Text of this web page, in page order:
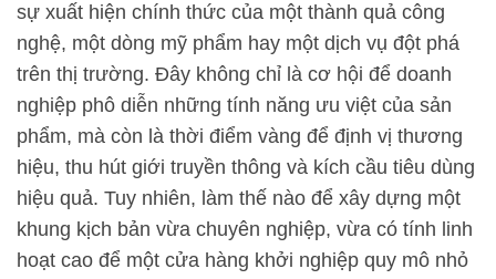
sự xuất hiện chính thức của một thành quả công
nghệ, một dòng mỹ phẩm hay một dịch vụ đột phá
trên thị trường. Đây không chỉ là cơ hội để doanh
nghiệp phô diễn những tính năng ưu việt của sản
phẩm, mà còn là thời điểm vàng để định vị thương
hiệu, thu hút giới truyền thông và kích cầu tiêu dùng
hiệu quả. Tuy nhiên, làm thế nào để xây dựng một
khung kịch bản vừa chuyên nghiệp, vừa có tính linh
hoạt cao để một cửa hàng khởi nghiệp quy mô nhỏ